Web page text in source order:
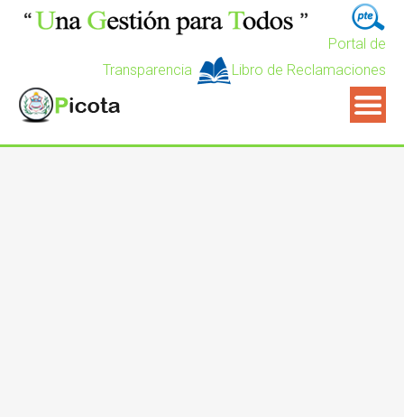
Portal de
Transparencia
Libro de Reclamaciones